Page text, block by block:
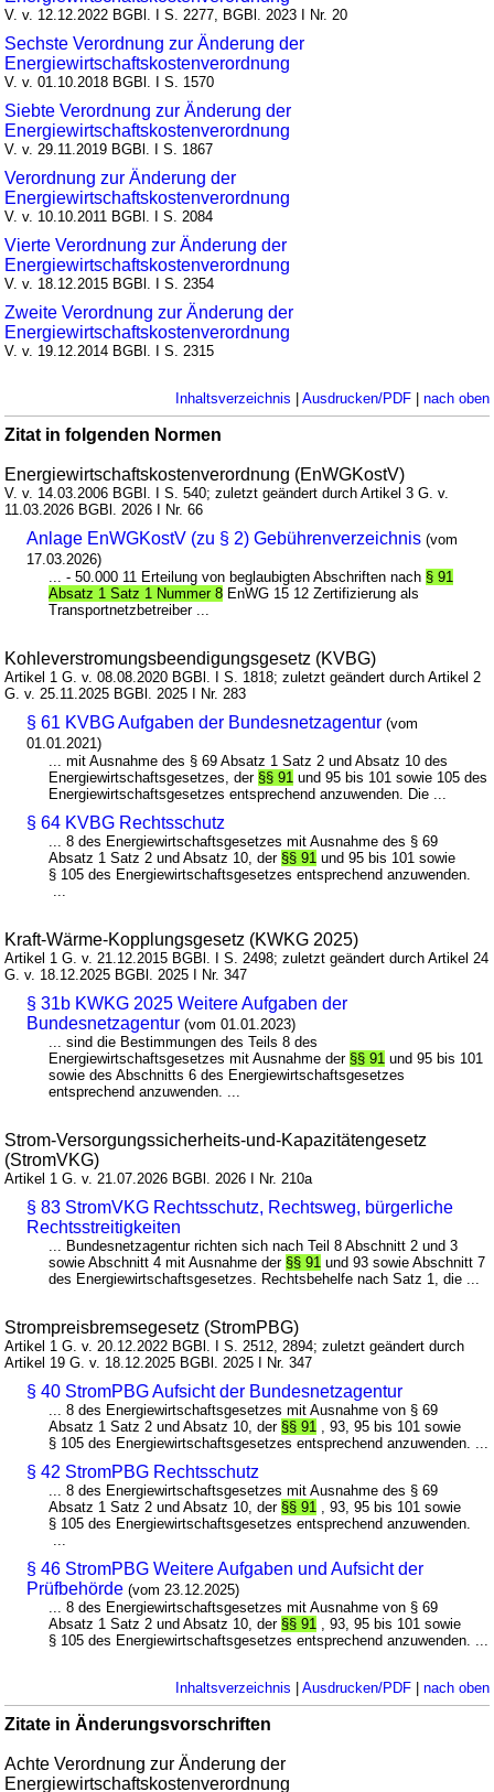
V. v. 12.12.2022 BGBl. I S. 2277, BGBl. 2023 I Nr. 20
Sechste Verordnung zur Änderung der
Energiewirtschaftskostenverordnung
V. v. 01.10.2018 BGBl. I S. 1570
Siebte Verordnung zur Änderung der
Energiewirtschaftskostenverordnung
V. v. 29.11.2019 BGBl. I S. 1867
Verordnung zur Änderung der
Energiewirtschaftskostenverordnung
V. v. 10.10.2011 BGBl. I S. 2084
Vierte Verordnung zur Änderung der
Energiewirtschaftskostenverordnung
V. v. 18.12.2015 BGBl. I S. 2354
Zweite Verordnung zur Änderung der
Energiewirtschaftskostenverordnung
V. v. 19.12.2014 BGBl. I S. 2315
Inhaltsverzeichnis | Ausdrucken/PDF| nach oben
Zitat in folgenden Normen
Energiewirtschaftskostenverordnung (EnWGKostV)
V. v. 14.03.2006 BGBl. I S. 540; zuletzt geändert durch Artikel 3 G. v.
11.03.2026 BGBl. 2026 I Nr. 66
Anlage EnWGKostV (zu § 2) Gebührenverzeichnis (vom
17.03.2026)
... - 50.000 11 Erteilung von beglaubigten Abschriften nach § 91
Absatz 1 Satz 1 Nummer 8 EnWG 15 12 Zertifizierung als
Transportnetzbetreiber ...
Kohleverstromungsbeendigungsgesetz (KVBG)
Artikel 1 G. v. 08.08.2020 BGBl. I S. 1818; zuletzt geändert durch Artikel 2
G. v. 25.11.2025 BGBl. 2025 I Nr. 283
§ 61 KVBG Aufgaben der Bundesnetzagentur (vom
01.01.2021)
... mit Ausnahme des § 69 Absatz 1 Satz 2 und Absatz 10 des
Energiewirtschaftsgesetzes, der §§ 91 und 95 bis 101 sowie 105 des
Energiewirtschaftsgesetzes entsprechend anzuwenden. Die ...
§ 64 KVBG Rechtsschutz
... 8 des Energiewirtschaftsgesetzes mit Ausnahme des § 69
Absatz 1 Satz 2 und Absatz 10, der §§ 91 und 95 bis 101 sowie
§ 105 des Energiewirtschaftsgesetzes entsprechend anzuwenden.
Kraft-Wärme-Kopplungsgesetz (KWKG 2025)
Artikel 1 G. v. 21.12.2015 BGBl. I S. 2498; zuletzt geändert durch Artikel 24
G. v. 18.12.2025 BGBl. 2025 I Nr. 347
§ 31b KWKG 2025 Weitere Aufgaben der
Bundesnetzagentur (vom 01.01.2023)
... sind die Bestimmungen des Teils 8 des
Energiewirtschaftsgesetzes mit Ausnahme der §§ 91 und 95 bis 101
sowie des Abschnitts 6 des Energiewirtschaftsgesetzes
entsprechend anzuwenden. ...
Strom-Versorgungssicherheits-und-Kapazitätengesetz
(StromVKG)
Artikel 1 G. v. 21.07.2026 BGBl. 2026 I Nr. 210a
§ 83 StromVKG Rechtsschutz, Rechtsweg, bürgerliche
Rechtsstreitigkeiten
... Bundesnetzagentur richten sich nach Teil 8 Abschnitt 2 und 3
sowie Abschnitt 4 mit Ausnahme der §§ 91 und 93 sowie Abschnitt 7
des Energiewirtschaftsgesetzes. Rechtsbehelfe nach Satz 1, die ...
Strompreisbremsegesetz (StromPBG)
Artikel 1 G. v. 20.12.2022 BGBl. I S. 2512, 2894; zuletzt geändert durch
Artikel 19 G. v. 18.12.2025 BGBl. 2025 I Nr. 347
§ 40 StromPBG Aufsicht der Bundesnetzagentur
... 8 des Energiewirtschaftsgesetzes mit Ausnahme von § 69
Absatz 1 Satz 2 und Absatz 10, der §§ 91
, 93, 95 bis 101 sowie
§ 105 des Energiewirtschaftsgesetzes entsprechend anzuwenden. ...
§ 42 StromPBG Rechtsschutz
... 8 des Energiewirtschaftsgesetzes mit Ausnahme des § 69
Absatz 1 Satz 2 und Absatz 10, der §§ 91
, 93, 95 bis 101 sowie
§ 105 des Energiewirtschaftsgesetzes entsprechend anzuwenden.
§ 46 StromPBG Weitere Aufgaben und Aufsicht der
Prüfbehörde (vom 23.12.2025)
... 8 des Energiewirtschaftsgesetzes mit Ausnahme von § 69
Absatz 1 Satz 2 und Absatz 10, der §§ 91
, 93, 95 bis 101 sowie
§ 105 des Energiewirtschaftsgesetzes entsprechend anzuwenden. ...
Inhaltsverzeichnis | Ausdrucken/PDF| nach oben
Zitate in Änderungsvorschriften
Achte Verordnung zur Änderung der
Energiewirtschaftskostenverordnung